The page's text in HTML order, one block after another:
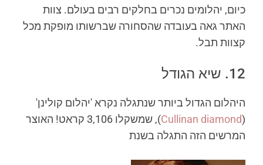
כיום, יהלומים נכרים בחלקים רבים בעולם. צוות
האתר גאה בעובדה שהסחורה שברשותו מופקת מכל
קצוות תבל.
12. שיא הגודל
היהלום הגדול ביותר שנתגלה נקרא 'יהלום קולינן'
(
Cullinan diamond
), שמשקלו 3,106 קראט! האוצר
המרשים הזה התגלה בשנת